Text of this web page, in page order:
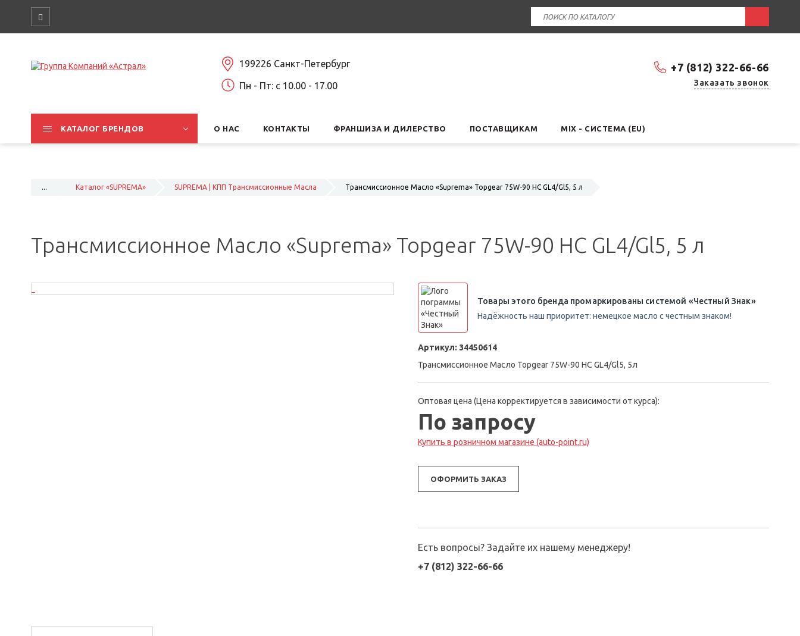
+7 (812) 322-66-66
Заказать звонок
199226 Санкт-Петербург
Пн - Пт: c 10.00 - 17.00
КАТАЛОГ БРЕНДОВ О НАС КОНТАКТЫ ФРАНШИЗА И ДИЛЕРСТВО ПОСТАВЩИКАМ MIX - СИСТЕМА (EU)
... Каталог «SUPREMA» SUPREMA | КПП Трансмиссионные Масла Трансмиссионное Масло «Suprema» Topgear 75W-90 HC GL4/Gl5, 5 л
Трансмиссионное Масло «Suprema» Topgear 75W-90 HC GL4/Gl5, 5 л
Товары этого бренда промаркированы системой «Честный Знак»
Надёжность наш приоритет: немецкое масло с честным знаком!
Артикул: 34450614
Трансмиссионное Масло Topgear 75W-90 HC GL4/Gl5, 5л
Оптовая цена (Цена корректируется в зависимости от курса):
По запросу
Купить в розничном магазине (auto-point.ru)
ОФОРМИТЬ ЗАКАЗ
Есть вопросы? Задайте их нашему менеджеру!
+7 (812) 322-66-66